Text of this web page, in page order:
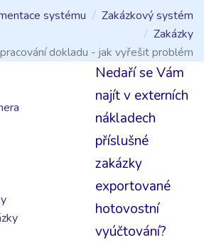
systému
Zakázkový systém
Zakázky
dokladu - jak vyřešit problém
Nedaří se Vám
najít v externích
nákladech
příslušné
zakázky
exportované
hotovostní
vyúčtování?